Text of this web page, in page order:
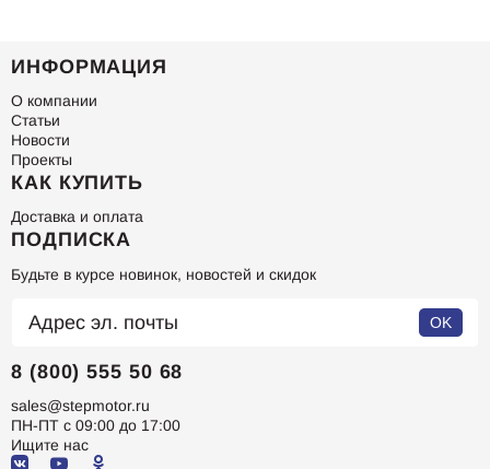
ИНФОРМАЦИЯ
О компании
Статьи
Новости
Проекты
КАК КУПИТЬ
Доставка и оплата
ПОДПИСКА
Будьте в курсе новинок, новостей и скидок
OK
8 (800) 555 50 68
sales@stepmotor.ru
ПН-ПТ с 09:00 до 17:00
Ищите нас